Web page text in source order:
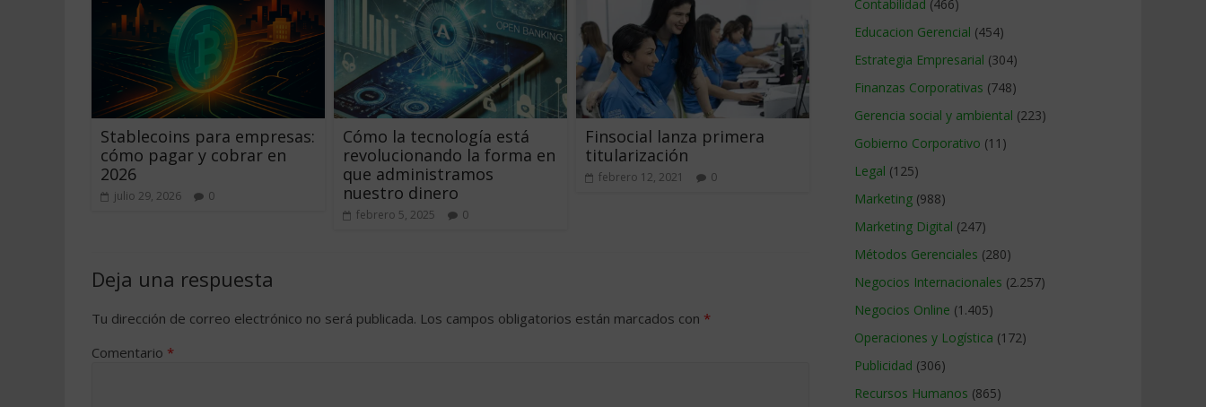
Stablecoins para empresas:
cómo pagar y cobrar en
2026
julio 29, 2026 0
Cómo la tecnología está
revolucionando la forma en
que administramos
nuestro dinero
febrero 5, 2025 0
Finsocial lanza primera
titularización
febrero 12, 2021 0
Deja una respuesta
Tu dirección de correo electrónico no será publicada. Los campos obligatorios están marcados con *
Comentario *
Contabilidad (466)
Educacion Gerencial (454)
Estrategia Empresarial (304)
Finanzas Corporativas (748)
Gerencia social y ambiental (223)
Gobierno Corporativo (11)
Legal (125)
Marketing (988)
Marketing Digital (247)
Métodos Gerenciales (280)
Negocios Internacionales (2.257)
Negocios Online (1.405)
Operaciones y Logística (172)
Publicidad (306)
Recursos Humanos (865)